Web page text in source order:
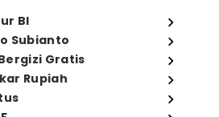
BI
Subianto
Gratis
Rupiah